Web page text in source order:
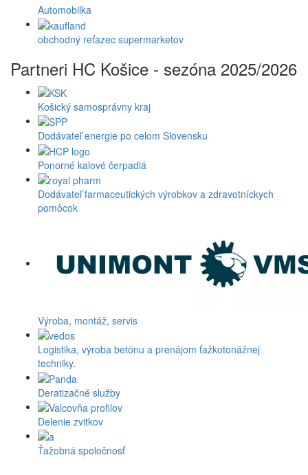
Automobilka
obchodný reťazec supermarketov
Partneri HC Košice - sezóna 2025/2026
Košický samosprávny kraj
Dodávateľ energie po celom Slovensku
Ponorné kalové čerpadlá
Dodávateľ farmaceutických výrobkov a zdravotníckych
pomôcok
Výroba, montáž, servis
Logistika, výroba betónu a prenájom ťažkotonážnej
techniky.
Deratizačné služby
Delenie zvitkov
Ťažobná spoločnosť